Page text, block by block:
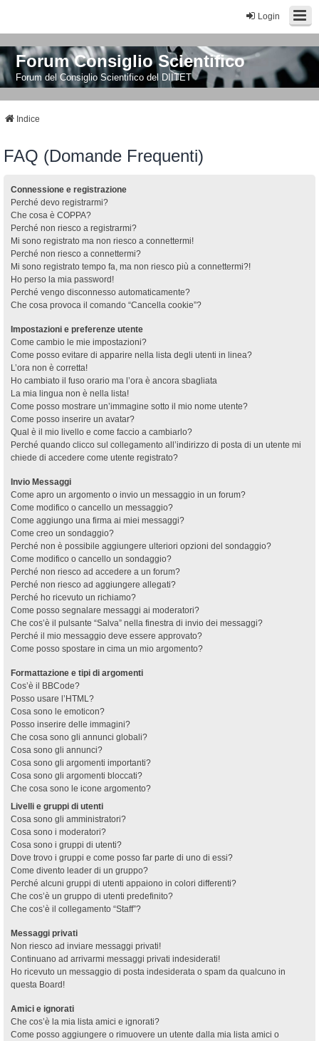
Login
Forum Consiglio Scientifico
Forum del Consiglio Scientifico del DIITET
Indice
FAQ (Domande Frequenti)
Connessione e registrazione
Perché devo registrarmi?
Che cosa è COPPA?
Perché non riesco a registrarmi?
Mi sono registrato ma non riesco a connettermi!
Perché non riesco a connettermi?
Mi sono registrato tempo fa, ma non riesco più a connettermi?!
Ho perso la mia password!
Perché vengo disconnesso automaticamente?
Che cosa provoca il comando “Cancella cookie”?
Impostazioni e preferenze utente
Come cambio le mie impostazioni?
Come posso evitare di apparire nella lista degli utenti in linea?
L’ora non è corretta!
Ho cambiato il fuso orario ma l’ora è ancora sbagliata
La mia lingua non è nella lista!
Come posso mostrare un’immagine sotto il mio nome utente?
Come posso inserire un avatar?
Qual è il mio livello e come faccio a cambiarlo?
Perché quando clicco sul collegamento all’indirizzo di posta di un utente mi
chiede di accedere come utente registrato?
Invio Messaggi
Come apro un argomento o invio un messaggio in un forum?
Come modifico o cancello un messaggio?
Come aggiungo una firma ai miei messaggi?
Come creo un sondaggio?
Perché non è possibile aggiungere ulteriori opzioni del sondaggio?
Come modifico o cancello un sondaggio?
Perché non riesco ad accedere a un forum?
Perché non riesco ad aggiungere allegati?
Perché ho ricevuto un richiamo?
Come posso segnalare messaggi ai moderatori?
Che cos’è il pulsante “Salva” nella finestra di invio dei messaggi?
Perché il mio messaggio deve essere approvato?
Come posso spostare in cima un mio argomento?
Formattazione e tipi di argomenti
Cos’è il BBCode?
Posso usare l’HTML?
Cosa sono le emoticon?
Posso inserire delle immagini?
Che cosa sono gli annunci globali?
Cosa sono gli annunci?
Cosa sono gli argomenti importanti?
Cosa sono gli argomenti bloccati?
Che cosa sono le icone argomento?
Livelli e gruppi di utenti
Cosa sono gli amministratori?
Cosa sono i moderatori?
Cosa sono i gruppi di utenti?
Dove trovo i gruppi e come posso far parte di uno di essi?
Come divento leader di un gruppo?
Perché alcuni gruppi di utenti appaiono in colori differenti?
Che cos’è un gruppo di utenti predefinito?
Che cos’è il collegamento “Staff”?
Messaggi privati
Non riesco ad inviare messaggi privati!
Continuano ad arrivarmi messaggi privati indesiderati!
Ho ricevuto un messaggio di posta indesiderata o spam da qualcuno in
questa Board!
Amici e ignorati
Che cos’è la mia lista amici e ignorati?
Come posso aggiungere o rimuovere un utente dalla mia lista amici o